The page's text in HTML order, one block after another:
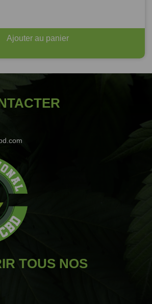
Ajouter au panier
TOUS NOS